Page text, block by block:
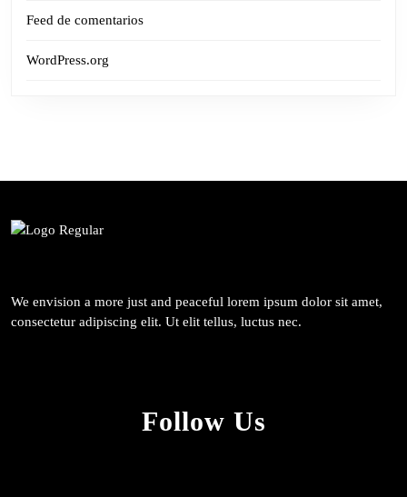
Feed de comentarios
WordPress.org
We envision a more just and peaceful lorem ipsum dolor sit amet,
consectetur adipiscing elit. Ut elit tellus, luctus nec.
Follow Us